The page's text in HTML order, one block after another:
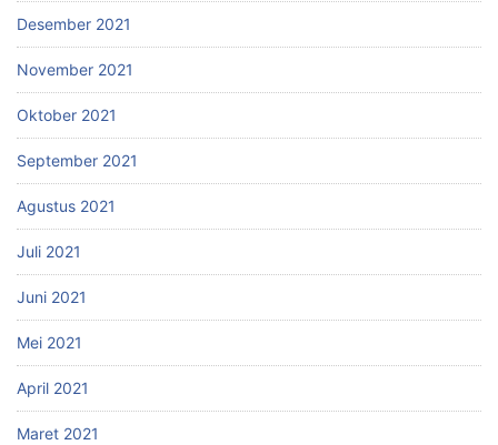
Desember 2021
November 2021
Oktober 2021
September 2021
Agustus 2021
Juli 2021
Juni 2021
Mei 2021
April 2021
Maret 2021